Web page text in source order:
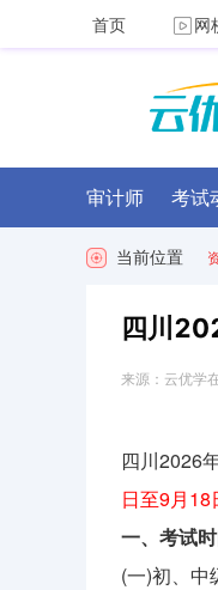
首页 网
审计师 考试
当前位置
四川
来源： 云优学
四川2026
日至9月18
一、考试
(一)初、中